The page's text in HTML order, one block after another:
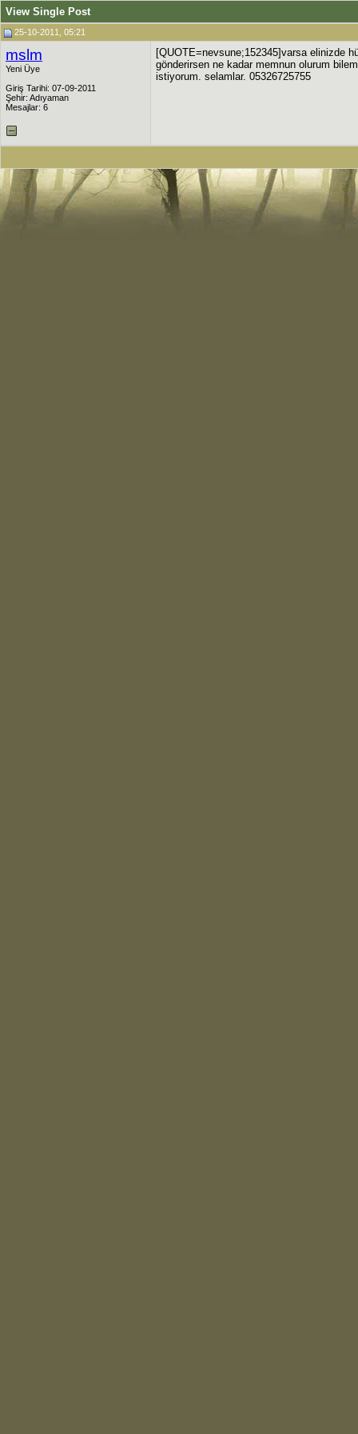
View Single Post
25-10-2011, 05:21
mslm
Yeni Üye
Giriş Tarihi: 07-09-2011
Şehir: Adıyaman
Mesajlar: 6
[QUOTE=nevsune;152345]varsa elinizde
gönderirsen ne kadar memnun olurum
istiyorum. selamlar. 05326725755